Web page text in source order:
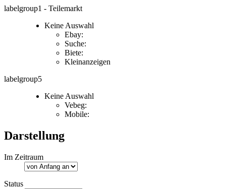
labelgroup1 - Teilemarkt
Keine Auswahl
Ebay:
Suche:
Biete:
Kleinanzeigen
labelgroup5
Keine Auswahl
Vebeg:
Mobile:
Darstellung
Im Zeitraum
Status